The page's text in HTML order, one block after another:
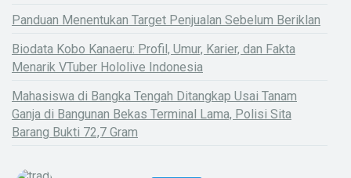
Panduan Menentukan Target Penjualan Sebelum Beriklan
Biodata Kobo Kanaeru: Profil, Umur, Karier, dan Fakta
Menarik VTuber Hololive Indonesia
Mahasiswa di Bangka Tengah Ditangkap Usai Tanam
Ganja di Bangunan Bekas Terminal Lama, Polisi Sita
Barang Bukti 72,7 Gram